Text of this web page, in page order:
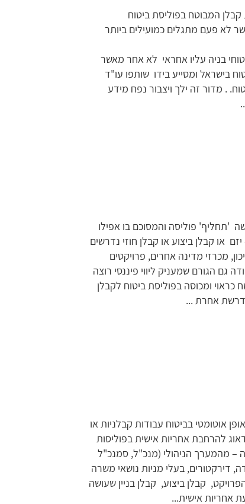
המבוטח בפוליסת ביטוח
לא פעם מתגלים כמועילים ביותר
בניה עליו אחראי לא אחר מאשר
בישראל ומסייע בידו שותפו עו"ד
. מדור זה ילך ויצבור נפח מידע
'תחליף' פוליסה והמסוכם בו אפילו
או קבלן ביצוע או קבלן חוזי נדרשים
מכרזי מדינה אחרים, פרויקטים
גם הגורם שמעניק ליווי פיננסי רוצה
כראוי ומכוסה בפוליסת ביטוח לקבלן
נדרשת אחרת ...
אוטומטי בביטוח עבודות קבלניות או
להרחבת אחריות אישית בפוליסות
– מהמערך הניהולי (מנכ"ל, סמנכ"ל
דירקטורים, בעלי מניות נושאי משרה
קבלן ביצוע, קבלן בניין שעושה
אחריות אישית...